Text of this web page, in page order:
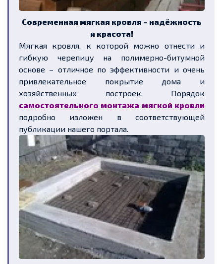
Современная мягкая кровля – надёжность
и красота!
Мягкая кровля, к которой можно отнести и
гибкую черепицу на полимерно-битумной
основе – отличное по эффективности и очень
привлекательное покрытие дома и
хозяйственных построек. Порядок
самостоятельного монтажа мягкой кровли
подробно изложен в соответствующей
публикации нашего портала.